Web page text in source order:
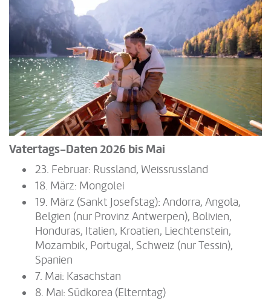
Vatertags-Daten 2026 bis Mai
23. Februar: Russland, Weissrussland
18. März: Mongolei
19. März (Sankt Josefstag): Andorra, Angola,
Belgien (nur Provinz Antwerpen), Bolivien,
Honduras, Italien, Kroatien, Liechtenstein,
Mozambik, Portugal, Schweiz (nur Tessin),
Spanien
7. Mai: Kasachstan
8. Mai: Südkorea (Elterntag)